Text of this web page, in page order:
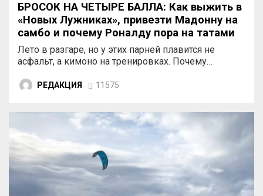
БРОСОК НА ЧЕТЫРЕ БАЛЛА: Как выжить в
«Новых Лужниках», привезти Мадонну на
самбо и почему Роналду пора на татами
Лето в разгаре, но у этих парней плавится не
асфальт, а кимоно на тренировках. Почему…
РЕДАКЦИЯ 11575